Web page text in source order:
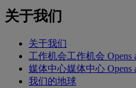
关于我们
关于我们
工作机会工作机会 Opens
媒体中心媒体中心 Opens
我们的地球